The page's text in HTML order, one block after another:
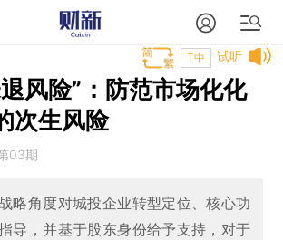
试听
T中
风险”：防范市场化化
次生风险
03期
略角度对城投企业转型定位、核心功
导，并基于股东身份给予支持，对于